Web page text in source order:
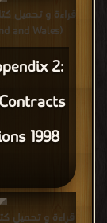
2:
1998
and Wales)